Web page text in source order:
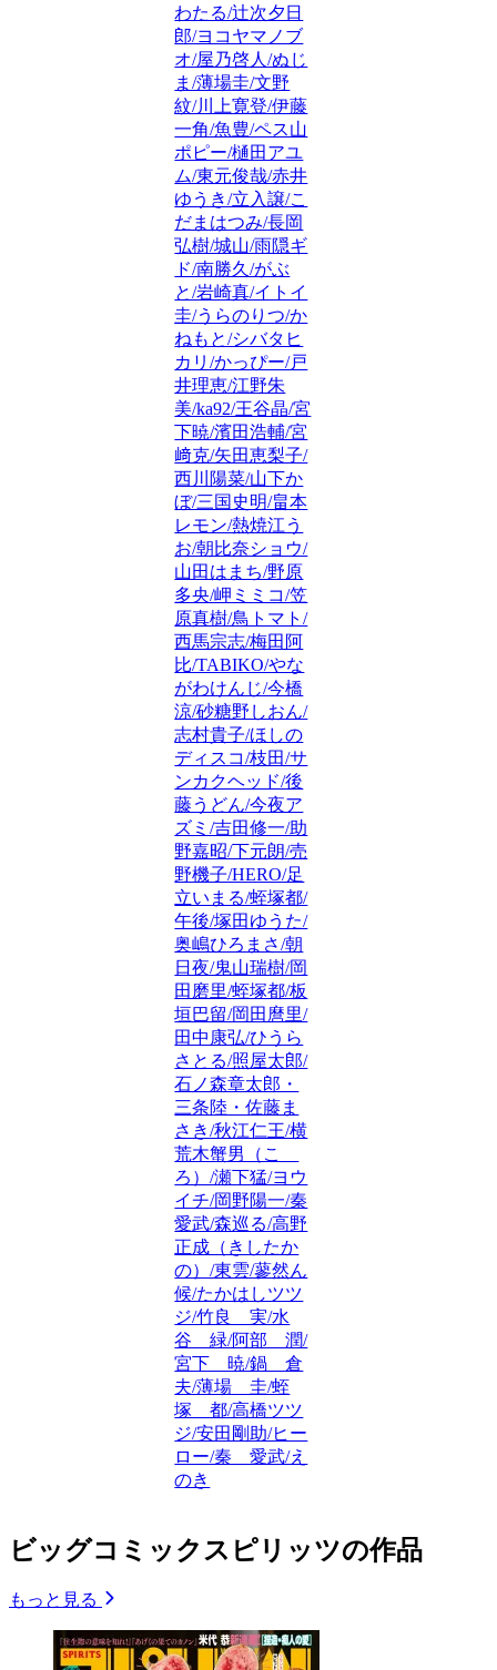
わたる/辻次夕日
郎/ヨコヤマノブ
オ/屋乃啓人/ぬじ
ま/薄場圭/文野
紋/川上寛登/伊藤
一角/魚豊/ペス山
ポピー/樋田アユ
ム/東元俊哉/赤井
ゆうき/立入譲/こ
だまはつみ/長岡
弘樹/城山/雨隠ギ
ド/南勝久/がぶ
と/岩崎真/イトイ
圭/うらのりつ/か
ねもと/シバタヒ
カリ/かっぴー/戸
井理恵/江野朱
美/ka92/王谷晶/宮
下暁/濱田浩輔/宮
﨑克/矢田恵梨子/
西川陽菜/山下か
ぼ/三国史明/畠本
レモン/熱焼江う
お/朝比奈ショウ/
山田はまち/野原
多央/岬ミミコ/笠
原真樹/鳥トマト/
西馬宗志/梅田阿
比/TABIKO/やな
がわけんじ/今橋
涼/砂糖野しおん/
志村貴子/ほしの
ディスコ/枝田/サ
ンカクヘッド/後
藤うどん/今夜ア
ズミ/吉田修一/助
野嘉昭/下元朗/売
野機子/HERO/足
立いまる/蛭塚都/
午後/塚田ゆうた/
奥嶋ひろまさ/朝
日夜/鬼山瑞樹/岡
田磨里/蛭塚都/板
垣巴留/岡田麿里/
田中康弘/ひうら
さとる/照屋太郎/
石ノ森章太郎・
三条陸・佐藤ま
さき/秋江仁王/横
荒木蟹男（こゝ
ろ）/瀬下猛/ヨウ
イチ/岡野陽一/秦
愛武/森巡る/高野
正成（きしたか
の）/東雲/蓼然ん
候/たかはしツツ
ジ/竹良 実/水
谷 緑/阿部 潤/
宮下 暁/鍋 倉
夫/薄場 圭/蛭
塚 都/高橋ツツ
ジ/安田剛助/ヒー
ロー/秦 愛武/え
のき
ビッグコミックスピリッツの作品
もっと見る